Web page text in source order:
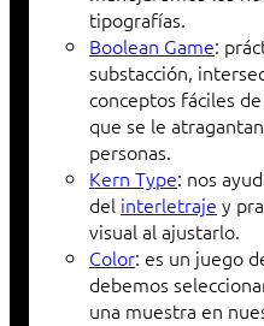
tipografías.
Boolean Game:
substacción,
conceptos fáciles
que se le
personas.
Kern Type: nos
del interletraje y
visual al ajustarlo.
Color: es un juego
debemos
una muestra en